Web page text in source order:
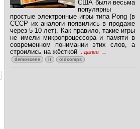
США были весьма
популярны
простые электронные игры типа Pong (в
СССР их аналоги появились в продаже
через 5-10 лет). Как правило, такие игры
не имели микропроцессора и памяти в
современном понимании этих слов, а
строились на жёсткой
...далее
demoscene it oldcomps